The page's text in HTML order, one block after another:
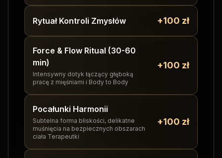
Rytuał Kontroli Zmysłów +100 zł
Force & Flow Ritual (30-60
min)
Intensywny dotyk łączący głęboką
pracę z mięśniami i Body to Body
+100 zł
Pocałunki Harmonii
Subtelna forma bliskości, delikatne
muśnięcia na bezpiecznych obszarach
ciała Terapeutki
+100 zł